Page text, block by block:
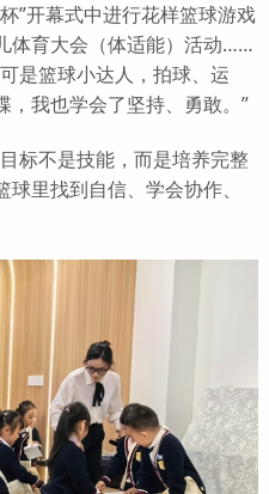
”开幕式中进行花样篮球游戏
体育大会（体适能）活动……
是篮球小达人，拍球、运
，我也学会了坚持、勇敢。”
不是技能，而是培养完整
里找到自信、学会协作、